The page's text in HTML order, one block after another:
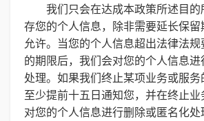
我们只会在达成本政策所述目
存您的个人信息，除非需要延长保
允许。当您的个人信息超出法律法
的期限后，我们会对您的个人信息
处理。如果我们终止某项业务或服
至少提前十五日通知您，并在终止
对您的个人信息进行删除或匿名化处